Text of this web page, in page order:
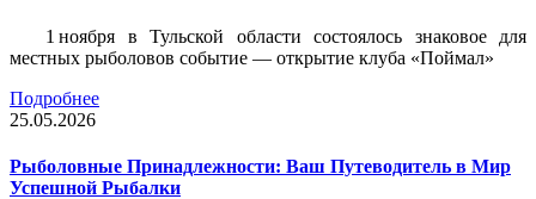
1 ноября в Тульской области состоялось знаковое для
местных рыболовов событие — открытие клуба «Поймал»
Подробнее
25.05.2026
Рыболовные Принадлежности: Ваш Путеводитель в Мир
Успешной Рыбалки